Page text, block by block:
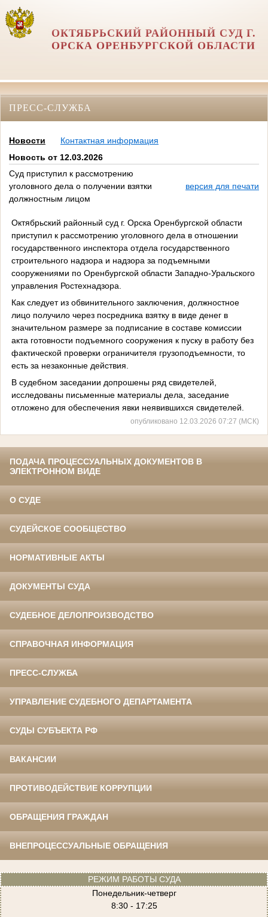
ОКТЯБРЬСКИЙ РАЙОННЫЙ СУД Г.
ОРСКА ОРЕНБУРГСКОЙ ОБЛАСТИ
ПРЕСС-СЛУЖБА
Новости
Контактная информация
Новость от 12.03.2026
Суд приступил к рассмотрению
уголовного дела о получении взятки
должностным лицом
версия для печати
Октябрьский районный суд г. Орска Оренбургской области
приступил к рассмотрению уголовного дела в отношении
государственного инспектора отдела государственного
строительного надзора и надзора за подъемными
сооружениями по Оренбургской области Западно-Уральского
управления Ростехнадзора.
Как следует из обвинительного заключения, должностное
лицо получило через посредника взятку в виде денег в
значительном размере за подписание в составе комиссии
акта готовности подъемного сооружения к пуску в работу без
фактической проверки ограничителя грузоподъемности, то
есть за незаконные действия.
В судебном заседании допрошены ряд свидетелей,
исследованы письменные материалы дела, заседание
отложено для обеспечения явки неявившихся свидетелей.
опубликовано 12.03.2026 07:27 (МСК)
ПОДАЧА ПРОЦЕССУАЛЬНЫХ ДОКУМЕНТОВ В
ЭЛЕКТРОННОМ ВИДЕ
О СУДЕ
СУДЕЙСКОЕ СООБЩЕСТВО
НОРМАТИВНЫЕ АКТЫ
ДОКУМЕНТЫ СУДА
СУДЕБНОЕ ДЕЛОПРОИЗВОДСТВО
СПРАВОЧНАЯ ИНФОРМАЦИЯ
ПРЕСС-СЛУЖБА
УПРАВЛЕНИЕ СУДЕБНОГО ДЕПАРТАМЕНТА
СУДЫ СУБЪЕКТА РФ
ВАКАНСИИ
ПРОТИВОДЕЙСТВИЕ КОРРУПЦИИ
ОБРАЩЕНИЯ ГРАЖДАН
ВНЕПРОЦЕССУАЛЬНЫЕ ОБРАЩЕНИЯ
РЕЖИМ РАБОТЫ СУДА
Понедельник-четверг
8:30 - 17:25